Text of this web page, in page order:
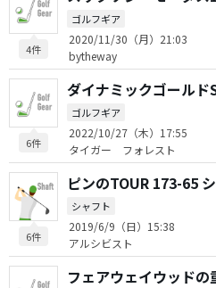
4件
ゴルフギア
2020/11/30（月）21:03
bytheway
6件
ダイナミックゴールド
ゴルフギア
2022/10/27（木）17:55
タイガー フォレスト
6件
ピンのTOUR 173-65
シャフト
2019/6/9（日）15:38
アルシビスト
フェアウェイウッドの